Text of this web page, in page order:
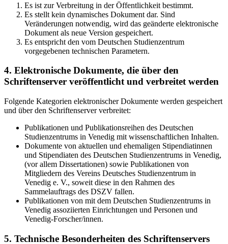
Es ist zur Verbreitung in der Öffentlichkeit bestimmt.
Es stellt kein dynamisches Dokument dar. Sind
Veränderungen notwendig, wird das geänderte elektronische
Dokument als neue Version gespeichert.
Es entspricht den vom Deutschen Studienzentrum
vorgegebenen technischen Parametern.
4. Elektronische Dokumente, die über den
Schriftenserver veröffentlicht und verbreitet werden
Folgende Kategorien elektronischer Dokumente werden gespeichert
und über den Schriftenserver verbreitet:
Publikationen und Publikationsreihen des Deutschen
Studienzentrums in Venedig mit wissenschaftlichen Inhalten.
Dokumente von aktuellen und ehemaligen Stipendiatinnen
und Stipendiaten des Deutschen Studienzentrums in Venedig,
(vor allem Dissertationen) sowie Publikationen von
Mitgliedern des Vereins Deutsches Studienzentrum in
Venedig e. V., soweit diese in den Rahmen des
Sammelauftrags des DSZV fallen.
Publikationen von mit dem Deutschen Studienzentrums in
Venedig assoziierten Einrichtungen und Personen und
Venedig-Forscher/innen.
5. Technische Besonderheiten des Schriftenservers